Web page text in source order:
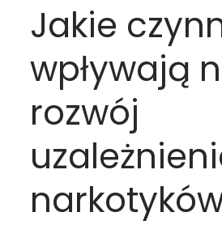
Jakie
wpływają
rozwój